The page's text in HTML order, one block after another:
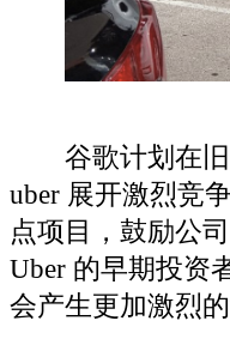
谷歌计划在旧
uber 展开激烈竞
点项目，鼓励公
Uber 的早期投资
会产生更加激烈的